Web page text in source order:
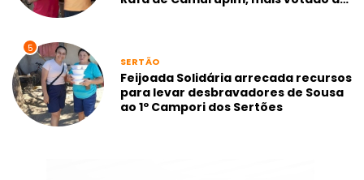
5
SERTÃO
Feijoada Solidária arrecada recursos
para levar desbravadores de Sousa
ao 1º Campori dos Sertões